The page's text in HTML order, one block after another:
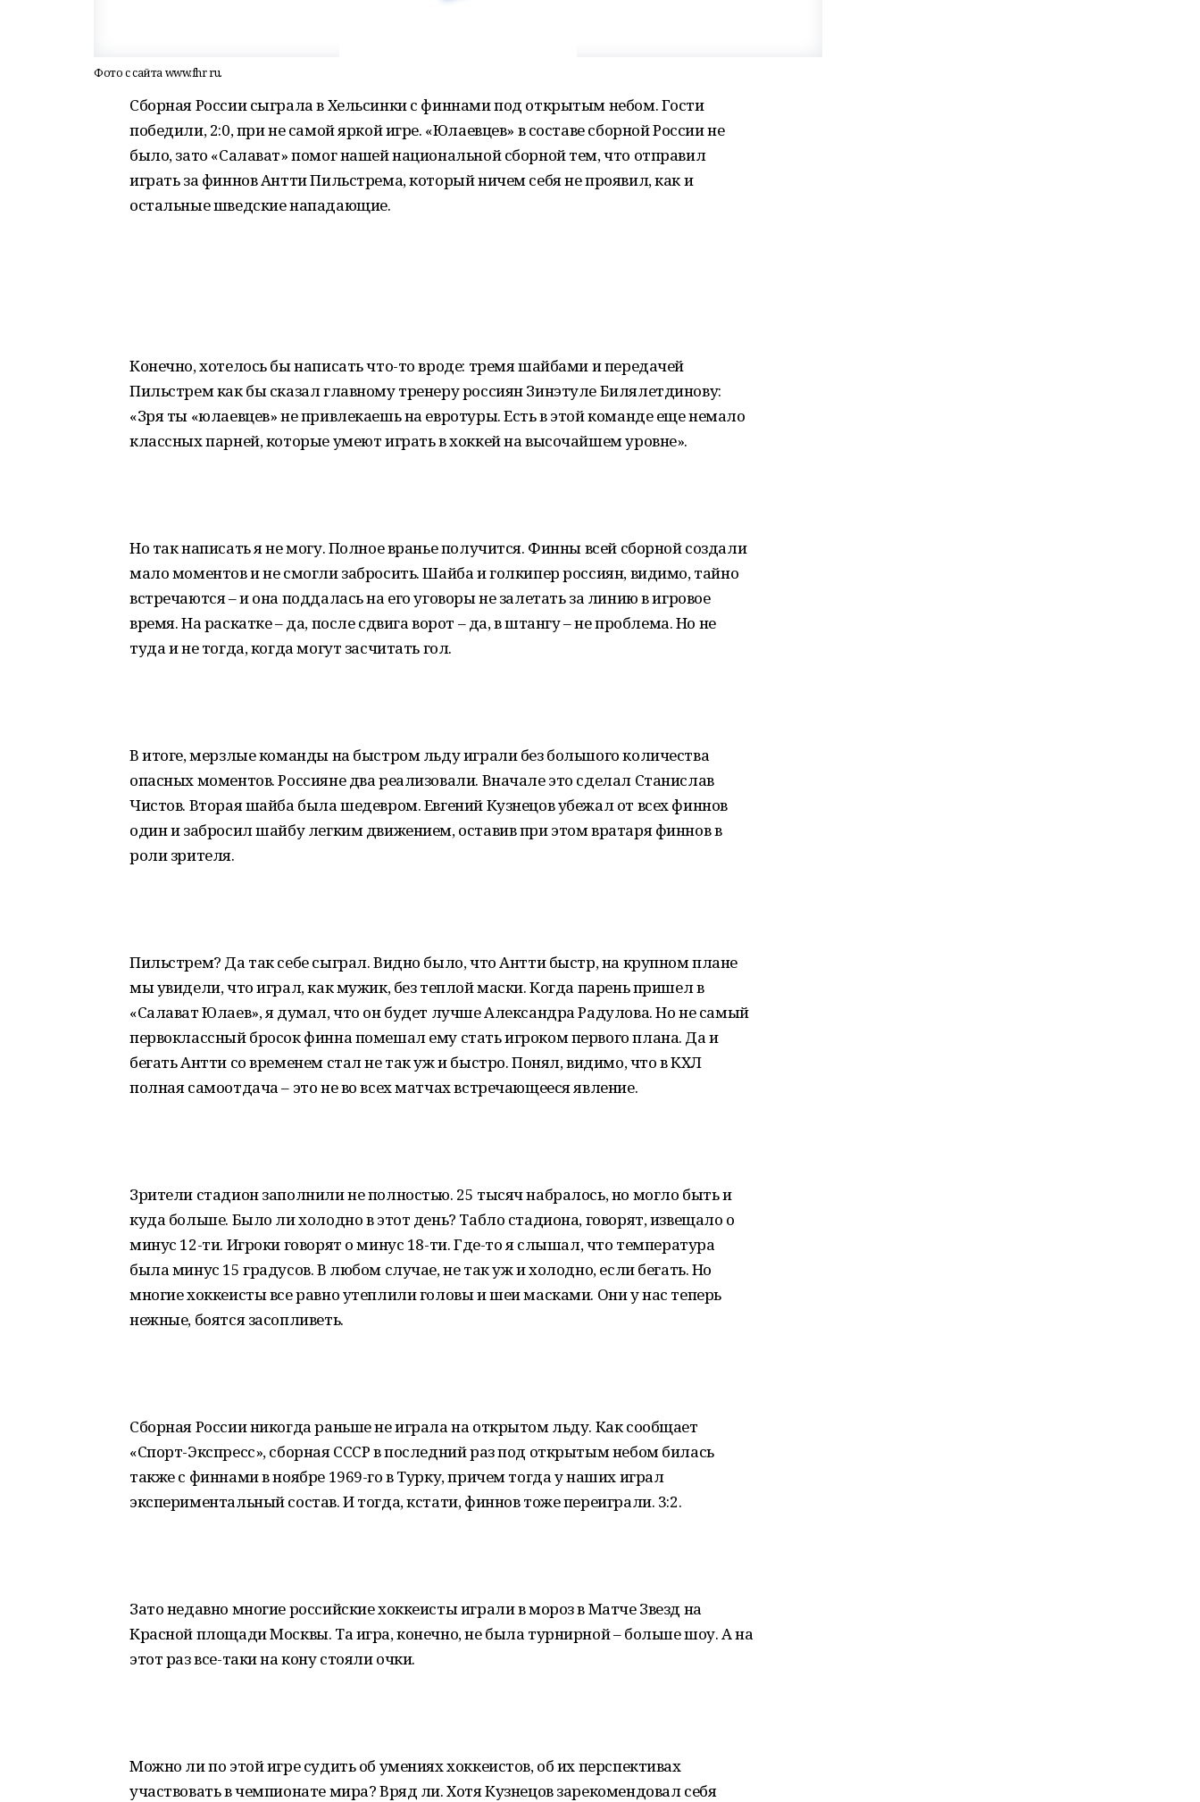
Фото с сайта www.fhr ru.
Сборная России сыграла в Хельсинки с финнами под открытым небом. Гости
победили, 2:0, при не самой яркой игре. «Юлаевцев» в составе сборной России не
было, зато «Салават» помог нашей национальной сборной тем, что отправил
играть за финнов Антти Пильстрема, который ничем себя не проявил, как и
остальные шведские нападающие.
Конечно, хотелось бы написать что-то вроде: тремя шайбами и передачей
Пильстрем как бы сказал главному тренеру россиян Зинэтуле Билялетдинову:
«Зря ты «юлаевцев» не привлекаешь на евротуры. Есть в этой команде еще немало
классных парней, которые умеют играть в хоккей на высочайшем уровне».
Но так написать я не могу. Полное вранье получится. Финны всей сборной создали
мало моментов и не смогли забросить. Шайба и голкипер россиян, видимо, тайно
встречаются – и она поддалась на его уговоры не залетать за линию в игровое
время. На раскатке – да, после сдвига ворот – да, в штангу – не проблема. Но не
туда и не тогда, когда могут засчитать гол.
В итоге, мерзлые команды на быстром льду играли без большого количества
опасных моментов. Россияне два реализовали. Вначале это сделал Станислав
Чистов. Вторая шайба была шедевром. Евгений Кузнецов убежал от всех финнов
один и забросил шайбу легким движением, оставив при этом вратаря финнов в
роли зрителя.
Пильстрем? Да так себе сыграл. Видно было, что Антти быстр, на крупном плане
мы увидели, что играл, как мужик, без теплой маски. Когда парень пришел в
«Салават Юлаев», я думал, что он будет лучше Александра Радулова. Но не самый
первоклассный бросок финна помешал ему стать игроком первого плана. Да и
бегать Антти со временем стал не так уж и быстро. Понял, видимо, что в КХЛ
полная самоотдача – это не во всех матчах встречающееся явление.
Зрители стадион заполнили не полностью. 25 тысяч набралось, но могло быть и
куда больше. Было ли холодно в этот день? Табло стадиона, говорят, извещало о
минус 12-ти. Игроки говорят о минус 18-ти. Где-то я слышал, что температура
была минус 15 градусов. В любом случае, не так уж и холодно, если бегать. Но
многие хоккеисты все равно утеплили головы и шеи масками. Они у нас теперь
нежные, боятся засопливеть.
Сборная России никогда раньше не играла на открытом льду. Как сообщает
«Спорт-Экспресс», сборная СССР в последний раз под открытым небом билась
также с финнами в ноябре 1969-го в Турку, причем тогда у наших играл
экспериментальный состав. И тогда, кстати, финнов тоже переиграли. 3:2.
Зато недавно многие российские хоккеисты играли в мороз в Матче Звезд на
Красной площади Москвы. Та игра, конечно, не была турнирной – больше шоу. А на
этот раз все-таки на кону стояли очки.
Можно ли по этой игре судить об умениях хоккеистов, об их перспективах
участвовать в чемпионате мира? Вряд ли. Хотя Кузнецов зарекомендовал себя